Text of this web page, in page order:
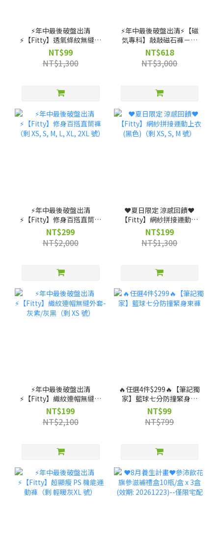
⚡️年中最後破盤出清
⚡️【Fitty】透氣條紋無縫上
衣（剩 XS, S, M 號）
NT$99
NT$1,300
⚡️年中最後破盤出清⚡️【磁
気專科】敲敲磁石褲－高
腰直筒款（剩 XS, S, M, L,
XL 號）
NT$618
NT$3,000
⚡️年中最後破盤出清
⚡️【Fitty】修身百搭直筒褲
（剩 XS, S, M, L, XL, 2XL
號）
NT$299
NT$2,000
❤️夏日限定 涼感回饋❤️
【Fitty】網紗拼接運動上
衣(黑色)（剩 XS, S, M 號）
NT$199
NT$1,300
⚡️年中最後破盤出清
⚡️【Fitty】織紋連帽無縫外
套-灰紫/灰黑（剩 XS 號）
NT$199
NT$2,100
🔥任選4件$299🔥【筆記獨
家】籃球七分防撞緊身束
褲
NT$99
NT$799